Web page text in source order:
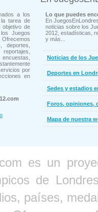
a los
la tarea de
objetivo de
Juegos
Ofrecemos
deportes,
por
en
Lo que puedes
En
noticias sobre los
2012, estadísticas,
y más...
Noticias de los
Deportes en
Sedes y estadios
Foros, opiniones,
Mapa de nuestra
es un
de
países,